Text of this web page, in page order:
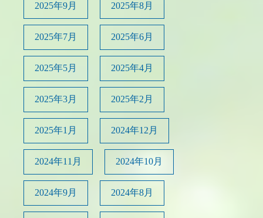
2025年9月 2025年8月
2025年7月 2025年6月
2025年5月 2025年4月
2025年3月 2025年2月
2025年1月 2024年12月
2024年11月 2024年10月
2024年9月 2024年8月